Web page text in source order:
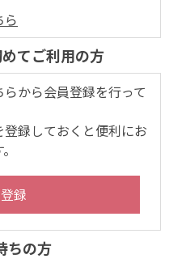
ら
てご利用の方
から会員登録を行って
録しておくと便利にお
ちの方